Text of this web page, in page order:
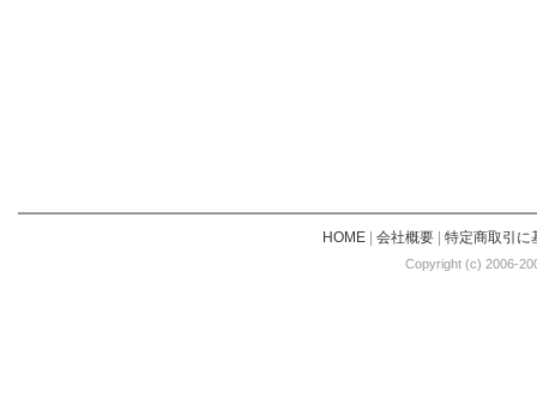
HOME| 会社概要| 特定商取引に
Copyright (c) 2006-